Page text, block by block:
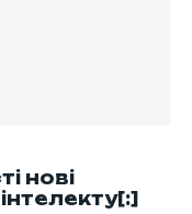
нові